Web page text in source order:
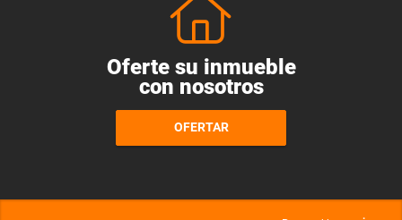
Oferte su inmueble
con nosotros
OFERTAR